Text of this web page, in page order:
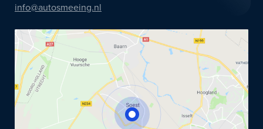
info@autosmeeing.nl